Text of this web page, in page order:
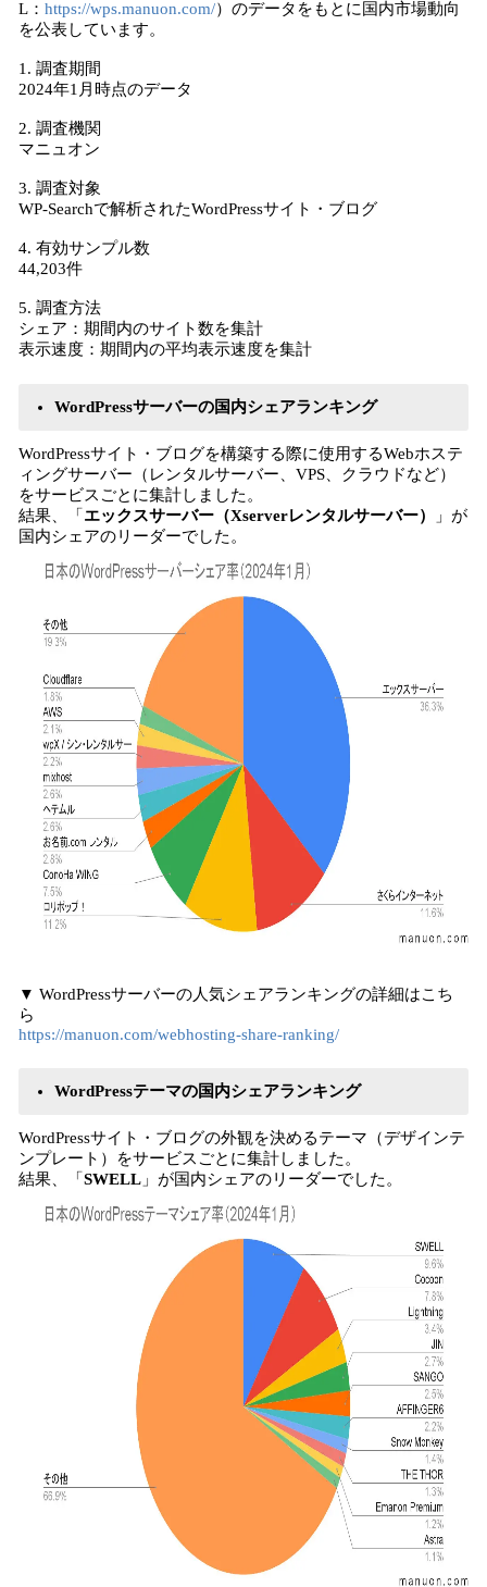
L： https://wps.manuon.com/）のデータをもとに国内市場動向
を公表しています。
1. 調査期間
2024年1月時点のデータ
2. 調査機関
マニュオン
3. 調査対象
WP-Searchで解析されたWordPressサイト・ブログ
4. 有効サンプル数
44,203件
5. 調査方法
シェア：期間内のサイト数を集計
表示速度：期間内の平均表示速度を集計
WordPressサーバーの国内シェアランキング
WordPressサイト・ブログを構築する際に使用するWebホステ
ィングサーバー（レンタルサーバー、VPS、クラウドなど）
をサービスごとに集計しました。
結果、「 エックスサーバー（Xserverレンタルサーバー）
」が
国内シェアのリーダーでした。
▼ WordPressサーバーの人気シェアランキングの詳細はこち
ら
https://manuon.com/webhosting-share-ranking/
WordPressテーマの国内シェアランキング
WordPressサイト・ブログの外観を決めるテーマ（デザインテ
ンプレート）をサービスごとに集計しました。
結果、「 SWELL 」が国内シェアのリーダーでした。